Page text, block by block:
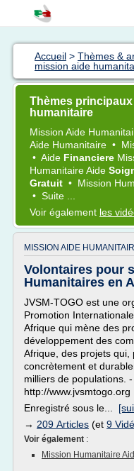
Accueil > Thèmes &
mission aide
Thèmes
humanitaire
Mission Aide
Aide Humanitaire •
• Aide Financiere
Humanitaire Aide
Gratuit • Mission
• Suite ...
Voir également les
MISSION AIDE
Volontaires pour
Humanitaires en
JVSM-TOGO est une
Promotion
Afrique qui mène des
développement des
Afrique, des projets
concrètement et
milliers de populations.
http://www.jvsmtogo.org
Enregistré sous le...
→ 209 Articles (et 9
Voir également :
Mission Humanitaire